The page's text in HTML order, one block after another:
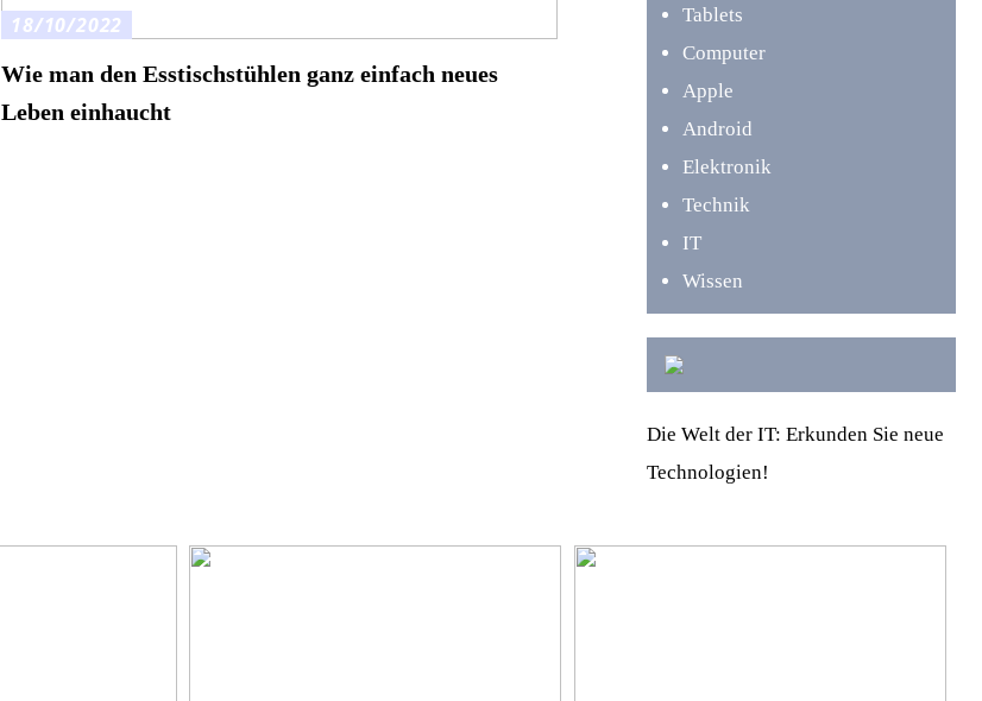
18/10/2022
Wie man den Esstischstühlen ganz einfach neues
Leben einhaucht
Tablets
Computer
Apple
Android
Elektronik
Technik
IT
Wissen
Die Welt der IT: Erkunden Sie neue
Technologien!